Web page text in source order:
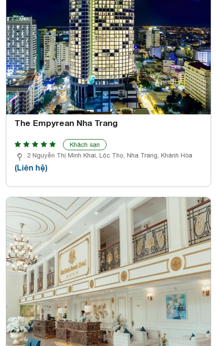
The Empyrean Nha Trang
Khách sạn
2 Nguyễn Thị Minh Khai, Lộc Thọ, Nha Trang, Khánh Hòa
(Liên hệ)